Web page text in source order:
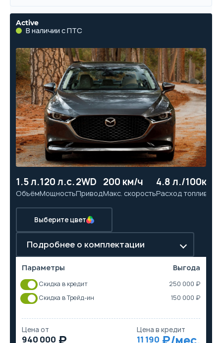
Active
В наличии с ПТС
1.5 л.
Объём
120 л.с.
Мощность
2WD
Привод
200 км/ч
Макс. скорость
4.8 л./100км
Расход топлива
Выберите цвет
Подробнее о комплектации
Параметры Выгода
Скидка в кредит
250 000 ₽
Скидка в Трейд-ин
150 000 ₽
Цена от
940 000
Цена в кредит
11 190